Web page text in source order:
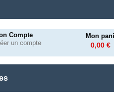
Compte
un compte
Mon
0,00 €